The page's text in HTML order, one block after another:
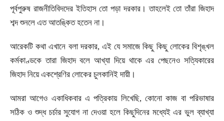
পূর্বপুরুষ রাজনীতিবিদদের ইতিহাস তো পড়া দরকার। তাহলেই তো তাঁরা জিহাদ
শব্দ শুনলে এত আতঙ্কিত হতেন না।
আরেকটি কথা এখানে বলা দরকার, এই যে সমাজে কিছু কিছু লোকের বিশৃঙ্খল
কর্মকাণ্ডকে তারা জিহাদ বলে আখ্যা দিয়ে থাকে এর পেছনেও সত্যিকারের
জিহাদ নিয়ে একশ্রেণির লোকের চুলকানিই দায়ী।
আমরা আগেও একাধিকবার এ পত্রিকায় লিখেছি,কোনো কাজ বা পরিভাষার
সঠিক ও শুদ্ধ চর্চার সুযোগ না দেওয়া হলে কিছুদিনের মধ্যেই এর ভুল ব্যাখ্যা